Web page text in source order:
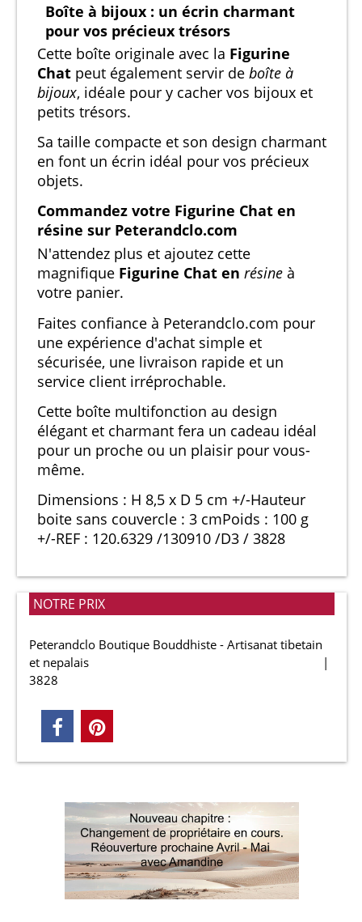
Boîte à bijoux : un écrin charmant
pour vos précieux trésors
Cette boîte originale avec la Figurine
Chat peut également servir de boîte à
bijoux, idéale pour y cacher vos bijoux et
petits trésors.
Sa taille compacte et son design charmant
en font un écrin idéal pour vos précieux
objets.
Commandez votre Figurine Chat en
résine sur Peterandclo.com
N'attendez plus et ajoutez cette
magnifique Figurine Chat en résine à
votre panier.
Faites confiance à Peterandclo.com pour
une expérience d'achat simple et
sécurisée, une livraison rapide et un
service client irréprochable.
Cette boîte multifonction au design
élégant et charmant fera un cadeau idéal
pour un proche ou un plaisir pour vous-
même.
Dimensions : H 8,5 x D 5 cm +/-Hauteur
boite sans couvercle : 3 cmPoids : 100 g
+/-REF : 120.6329 /130910 /D3 / 3828
NOTRE PRIX
Peterandclo Boutique Bouddhiste - Artisanat tibetain
et nepalais
3828